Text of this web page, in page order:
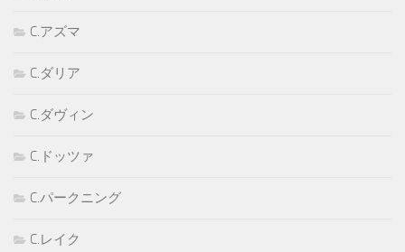
C.アズマ
C.ダリア
C.ダヴィン
C.ドッツァ
C.パークニング
C.レイク